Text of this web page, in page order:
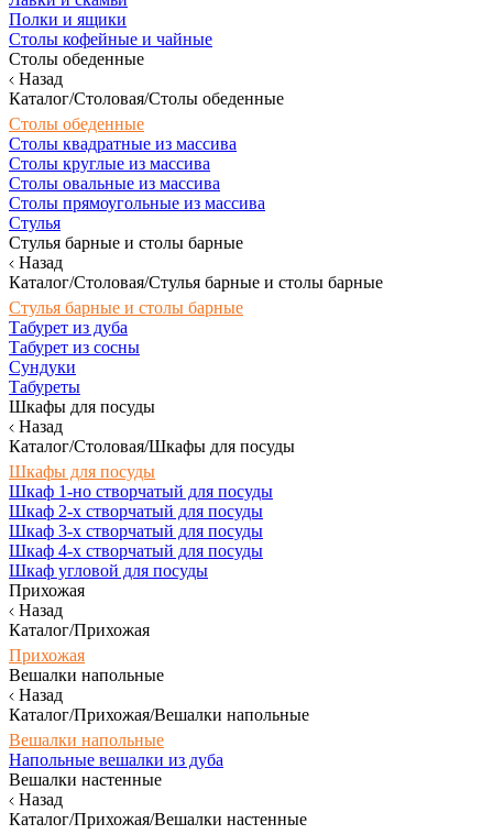
Полки и ящики
Столы кофейные и чайные
Столы обеденные
Назад
Каталог/Столовая/Столы обеденные
Столы обеденные
Столы квадратные из массива
Столы круглые из массива
Столы овальные из массива
Столы прямоугольные из массива
Стулья
Стулья барные и столы барные
Назад
Каталог/Столовая/Стулья барные и столы барные
Стулья барные и столы барные
Табурет из дуба
Табурет из сосны
Сундуки
Табуреты
Шкафы для посуды
Назад
Каталог/Столовая/Шкафы для посуды
Шкафы для посуды
Шкаф 1-но створчатый для посуды
Шкаф 2-х створчатый для посуды
Шкаф 3-х створчатый для посуды
Шкаф 4-х створчатый для посуды
Шкаф угловой для посуды
Прихожая
Назад
Каталог/Прихожая
Прихожая
Вешалки напольные
Назад
Каталог/Прихожая/Вешалки напольные
Вешалки напольные
Напольные вешалки из дуба
Вешалки настенные
Назад
Каталог/Прихожая/Вешалки настенные